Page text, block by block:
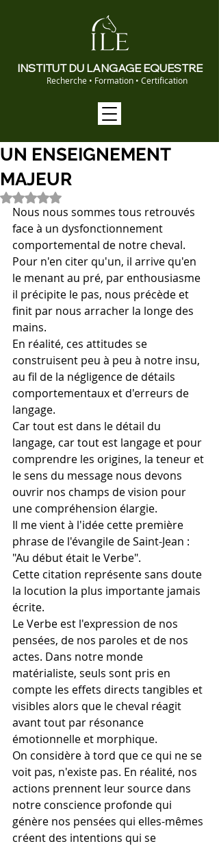
INSTITUT DU LANGAGE EQUESTRE
Recherche • Formation • Certification
UN ENSEIGNEMENT
MAJEUR
Noté NaN étoiles sur 5.
Nous nous sommes tous retrouvés
face à un dysfonctionnement
comportemental de notre cheval.
Pour n'en citer qu'un, il arrive qu'en
le menant au pré, par enthousiasme
il précipite le pas, nous précède et
finit par nous arracher la longe des
mains.
En réalité, ces attitudes se
construisent peu à peu à notre insu,
au fil de la négligence de détails
comportementaux et d'erreurs de
langage.
Car tout est dans le détail du
langage, car tout est langage et pour
comprendre les origines, la teneur et
le sens du message nous devons
ouvrir nos champs de vision pour
une compréhension élargie.
Il me vient à l'idée cette première
phrase de l'évangile de Saint-Jean :
"Au début était le Verbe".
Cette citation représente sans doute
la locution la plus importante jamais
écrite.
Le Verbe est l'expression de nos
pensées, de nos paroles et de nos
actes. Dans notre monde
matérialiste, seuls sont pris en
compte les effets directs tangibles et
visibles alors que le cheval réagit
avant tout par résonance
émotionnelle et morphique.
On considère à tord que ce qui ne se
voit pas, n'existe pas. En réalité, nos
actions prennent leur source dans
notre conscience profonde qui
génère nos pensées qui elles-mêmes
créent des intentions qui se